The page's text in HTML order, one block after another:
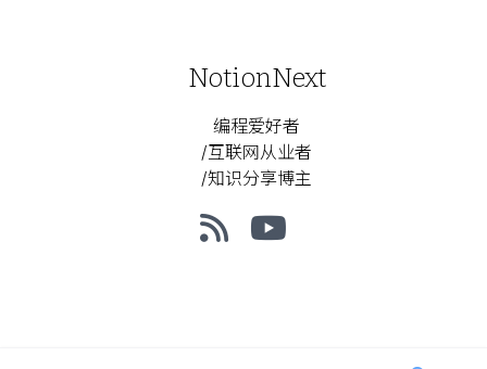
NotionNext
编程爱好者
/互联网从业者
/知识分享博主